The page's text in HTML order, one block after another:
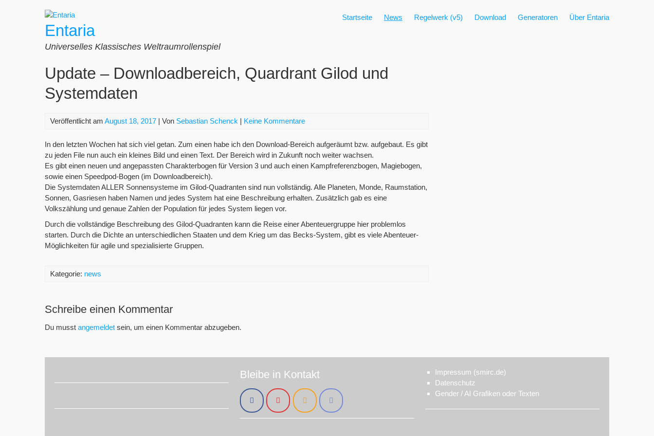
Entaria
Universelles Klassisches Weltraumrollenspiel
Startseite News Regelwerk (v5) Download Generatoren Über Entaria
Update – Downloadbereich, Quardrant Gilod und
Systemdaten
Veröffentlicht am August 18, 2017 | Von Sebastian Schenck | Keine Kommentare
In den letzten Wochen hat sich viel getan. Zum einen habe ich den Download-Bereich aufgeräumt bzw. aufgebaut. Es gibt
zu jeden File nun auch ein kleines Bild und einen Text. Der Bereich wird in Zukunft noch weiter wachsen.
Es gibt einen neuen und angepassten Charakterbogen für Version 3 und auch einen Kampfreferenzbogen, Magiebogen,
sowie einen Speedpod-Bogen (im Downloadbereich).
Die Systemdaten ALLER Sonnensysteme im Gilod-Quadranten sind nun vollständig. Alle Planeten, Monde, Raumstation,
Sonnen, Gasriesen haben Namen und jedes System hat eine Beschreibung erhalten. Zusätzlich gab es eine
Volkszählung und genaue Zahlen der Population für jedes System liegen vor.
Durch die vollständige Beschreibung des Gilod-Quadranten kann die Reise einer Abenteuergruppe hier problemlos
starten. Durch die Dichte an unterschiedlichen Staaten und dem Krieg um das Becks-System, gibt es viele Abenteuer-
Möglichkeiten für agile und spezialisierte Gruppen.
Kategorie: news
Schreibe einen Kommentar
Du musst angemeldet sein, um einen Kommentar abzugeben.
Bleibe in Kontakt
Impressum (smirc.de)
Datenschutz
Gender / AI Grafiken oder Texten